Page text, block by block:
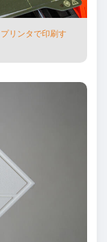
リンタで印刷す